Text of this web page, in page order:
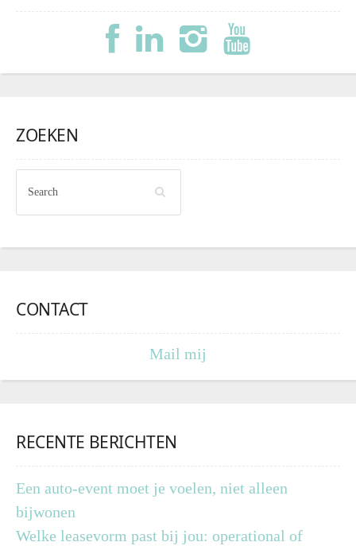
ZOEKEN
CONTACT
Mail mij
RECENTE BERICHTEN
Een auto-event moet je voelen, niet alleen
bijwonen
Welke leasevorm past bij jou: operational of